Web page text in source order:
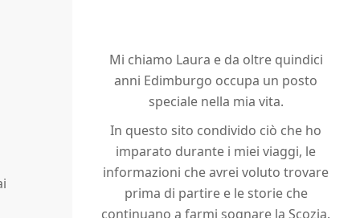
Mi chiamo Laura e da oltre quindici
anni Edimburgo occupa un posto
speciale nella mia vita.
In questo sito condivido ciò che ho
imparato durante i miei viaggi, le
informazioni che avrei voluto trovare
prima di partire e le storie che
continuano a farmi sognare la Scozia.